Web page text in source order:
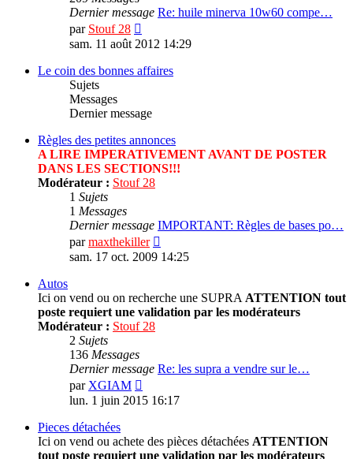
Dernier message Re: huile minerva 10w60 compe…
par Stouf 28
le
message
sam. 11 août 2012 14:29
Le coin des bonnes affaires
Sujets
Messages
Dernier message
Règles des petites annonces
A LIRE IMPERATIVEMENT AVANT DE POSTER
DANS LES SECTIONS!!!
Modérateur : Stouf 28
1 Sujets
1 Messages
Dernier message IMPORTANT: Règles de bases po…
parmaxthekiller
le
sam. 17 oct. 2009 14:25
Autos
Ici on vend ou on recherche une SUPRA ATTENTION tout
poste requiert une validation par les modérateurs
Modérateur : Stouf 28
2 Sujets
136 Messages
Dernier message Re: les supra a vendre sur le…
par XGIAM
le
lun. 1 juin 2015 16:17
Pieces détachées
Ici on vend ou achete des pièces détachées ATTENTION
tout poste requiert une validation par les modérateurs